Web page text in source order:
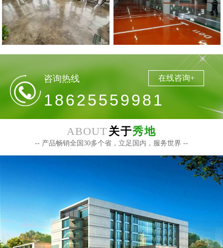
坪施
工
咨询热线
18625559981
在线咨询+
ABOUT 关于秀地
-- 产品畅销全国30多个省，立足国内，服务世界 --